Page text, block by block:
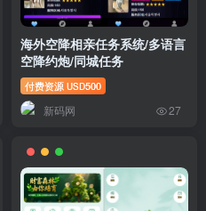
海外空降相亲任务系统/多语言
空降约炮/同城任务
付费资源 USD500
新码网 27